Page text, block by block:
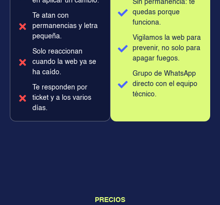
Te atan con
permanencias y letra
pequeña.
Solo reaccionan
cuando la web ya se
ha caído.
Te responden por
ticket y a los varios
días.
Sin permanencia: te
quedas porque
funciona.
Vigilamos la web para
prevenir, no solo para
apagar fuegos.
Grupo de WhatsApp
directo con el equipo
técnico.
PRECIOS